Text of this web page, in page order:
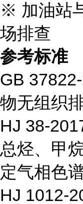
※ 加油站
场排查
参考标准
GB
物无组织
HJ 38-
总烃、甲
定气相色谱
HJ 1012-